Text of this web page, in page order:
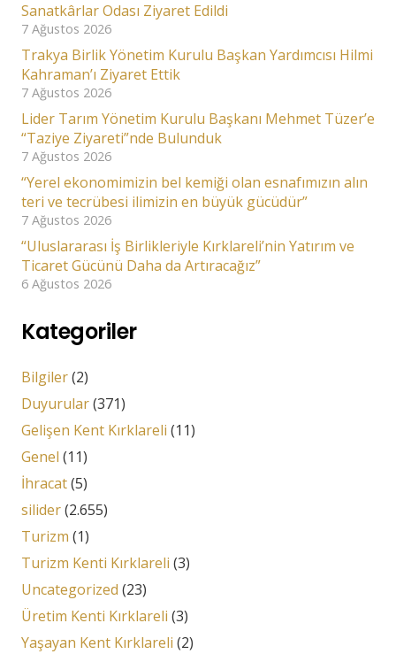
Sanatkârlar Odası Ziyaret Edildi
7 Ağustos 2026
Trakya Birlik Yönetim Kurulu Başkan Yardımcısı Hilmi
Kahraman’ı Ziyaret Ettik
7 Ağustos 2026
Lider Tarım Yönetim Kurulu Başkanı Mehmet Tüzer’e
“Taziye Ziyareti”nde Bulunduk
7 Ağustos 2026
“Yerel ekonomimizin bel kemiği olan esnafımızın alın
teri ve tecrübesi ilimizin en büyük gücüdür”
7 Ağustos 2026
“Uluslararası İş Birlikleriyle Kırklareli’nin Yatırım ve
Ticaret Gücünü Daha da Artıracağız”
6 Ağustos 2026
Kategoriler
Bilgiler(2)
Duyurular(371)
Gelişen Kent Kırklareli (11)
Genel (11)
İhracat(5)
silider(2.655)
Turizm (1)
Turizm Kenti Kırklareli (3)
Uncategorized (23)
Üretim Kenti Kırklareli (3)
Yaşayan Kent Kırklareli (2)